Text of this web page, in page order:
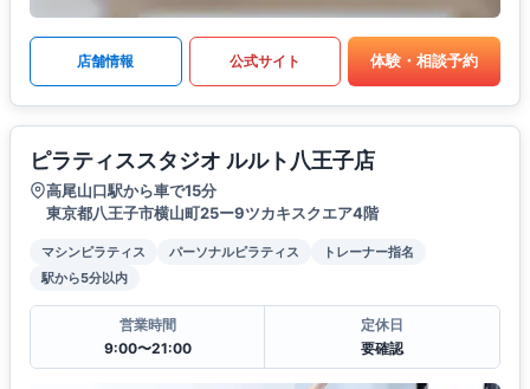
店舗情報 公式サイト 体験・相談予約
ピラティススタジオ ルルト八王子店
高尾山口駅から車で15分
東京都八王子市横山町25ー9ツカキスクエア4階
マシンピラティス パーソナルピラティス
トレーナー指名
駅から5分以内
営業時間
9:00〜21:00
定休日
要確認